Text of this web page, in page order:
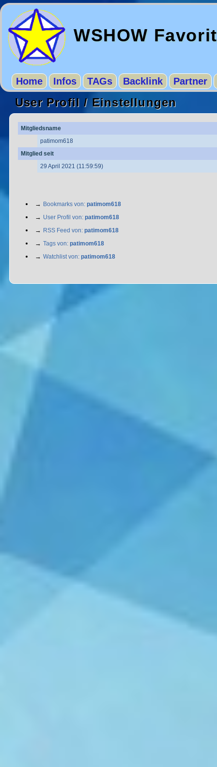
WSHOW
Home Infos TAGs Backlink Partner
User Profil / Einstellungen
Mitgliedsname
patimom618
Mitglied seit
29 April 2021 (11:59:59)
→ Bookmarks von: patimom618
→ User Profil von: patimom618
→ RSS Feed von: patimom618
→ Tags von: patimom618
→ Watchlist von: patimom618